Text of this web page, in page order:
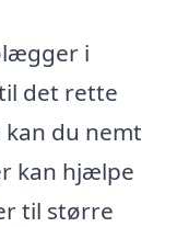
i
det rette
du nemt
kan hjælpe
til større